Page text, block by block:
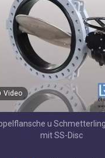
Video
u
mit SS-Disc